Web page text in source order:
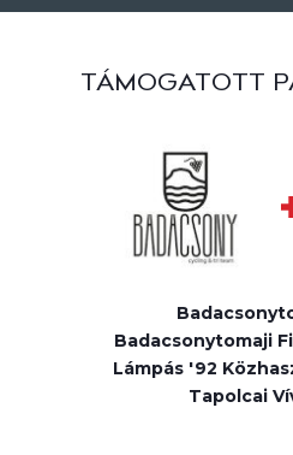
TÁMOGATOTT
Badacsonytomaji
Lámpás '92
Tapolcai